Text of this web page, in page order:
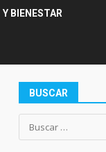
BIENESTAR
BUSCAR
Buscar: